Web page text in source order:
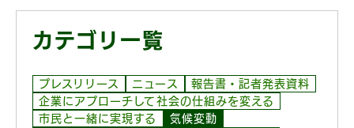
カテゴリ一覧
プレスリリース ニュース
報告書・記者発表資料
企業にアプローチして社会の仕組みを変える
市民と一緒に実現する
気候変動